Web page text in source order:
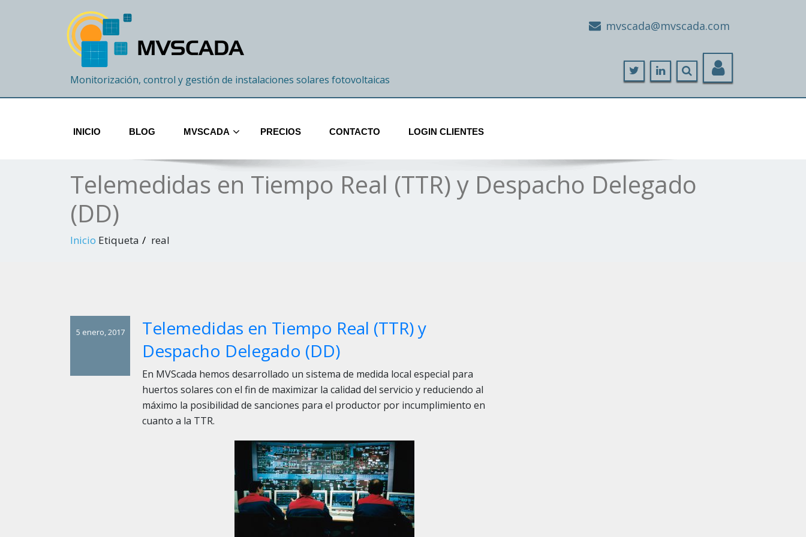
Monitorización, control y gestión de instalaciones solares fotovoltaicas
moc.adacsvm@adacsvm
INICIO BLOG MVSCADA PRECIOS CONTACTO LOGIN CLIENTES
Telemedidas en Tiempo Real (TTR) y Despacho Delegado
(DD)
Inicio Etiqueta real
5 enero, 2017
Telemedidas en Tiempo Real (TTR) y
Despacho Delegado (DD)
En MVScada hemos desarrollado un sistema de medida local especial para
huertos solares con el fin de maximizar la calidad del servicio y reduciendo al
máximo la posibilidad de sanciones para el productor por incumplimiento en
cuanto a la TTR.